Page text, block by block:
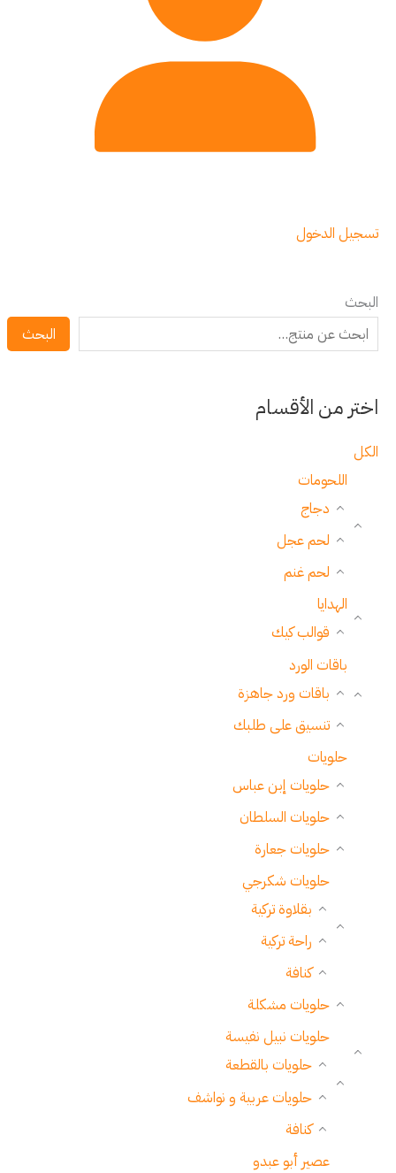
تسجيل الدخول
البحث
البحث
اختر من الأقسام
الكل
اللحومات
دجاج
لحم عجل
لحم غنم
الهدايا
قوالب كيك
باقات الورد
باقات ورد جاهزة
تنسيق على طلبك
حلويات
حلويات إبن عباس
حلويات السلطان
حلويات جعارة
حلويات شكرجي
بقلاوة تركية
راحة تركية
كنافة
حلويات مشكلة
حلويات نبيل نفيسة
حلويات بالقطعة
حلويات عربية و نواشف
كنافة
عصير أبو عبدو